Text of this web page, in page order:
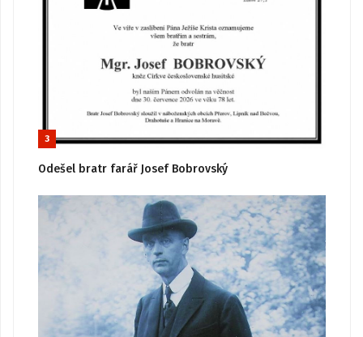
3
Odešel bratr farář Josef Bobrovský